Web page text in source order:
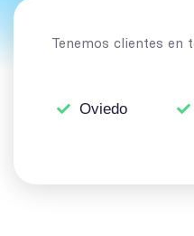
Tenemos clientes en
Oviedo